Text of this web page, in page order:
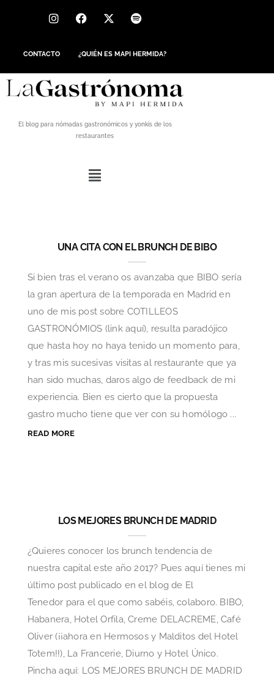
CONTACTO ¿QUIÉN ES MAPI HERMIDA?
El blog para nómadas gastronómicos y yonkis de los
restaurantes
UNA CITA CON EL BRUNCH DE BIBO
Si bien tras el verano os avanzaba que BIBO sería
la gran apertura de la temporada en Madrid en
uno de mis post sobre COTILLEOS
GASTRONÓMIOS (link aquí), resulta paradójico
que hasta hoy no haya tenido un momento para,
y tras mis sucesivas visitas al restaurante que ya
han sido muchas, daros algo de feedback de mi
experiencia. Bien es cierto que la propuesta
gastro mucho tiene que ver con su homólogo ...
READ MORE
LOS MEJORES BRUNCH DE MADRID
¿Quieres conocer los brunch tendencia de
nuestra capital este año 2017? Pues aquí tienes mi
último post publicado en el blog de El
Tenedor para el que como sabéis, colaboro. BIBO,
Habanera, Hotel Orfila, Creme DELACREME, Café
Oliver (¡¡ahora en Hermosos y Malditos del Hotel
Totem!!), La Francerie, Diurno y Hotel Único.
Pincha aquí: LOS MEJORES BRUNCH DE MADRID